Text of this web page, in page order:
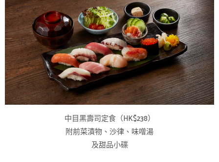
中目黑壽司定食（HK$238）
附前菜漬物、沙律、味噌湯
及甜品小碟